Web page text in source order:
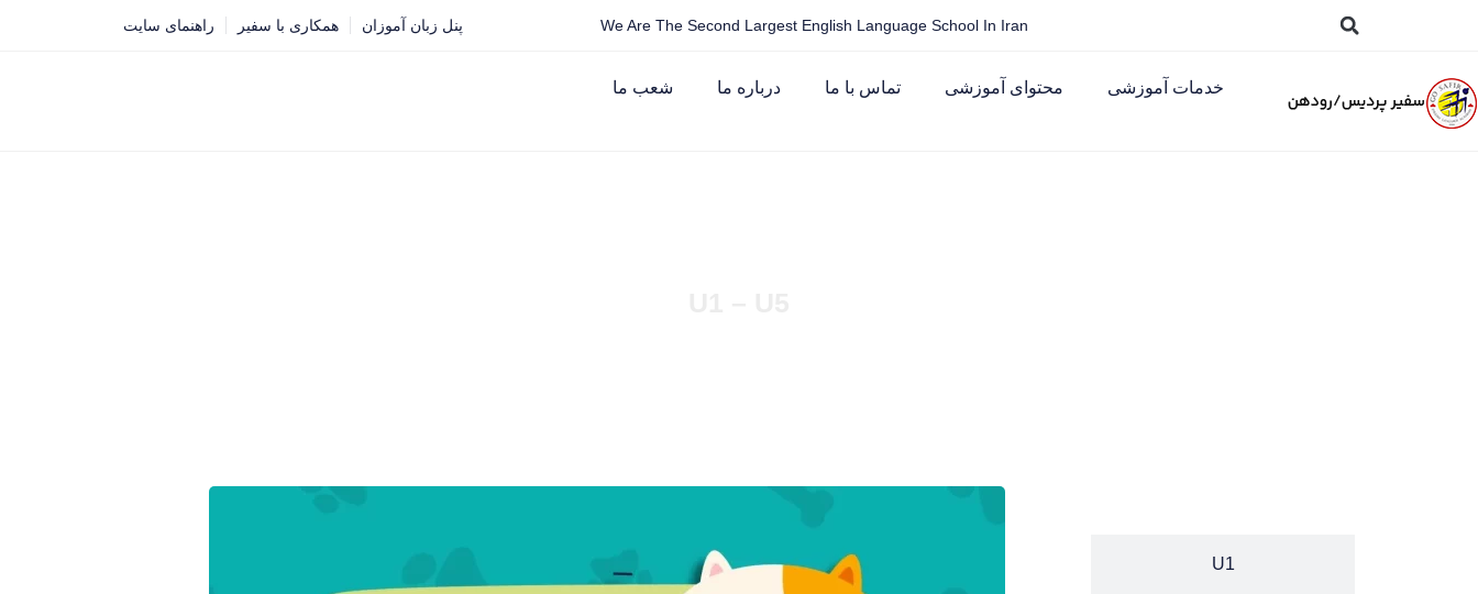
We Are The Second Largest English Language School In Iran پنل زبان آموزان همکاری با سفیر راهنمای سایت
خدمات آموزشی محتوای آموزشی تماس با ما درباره ما شعب ما
U1